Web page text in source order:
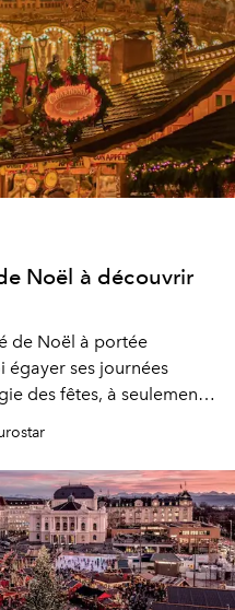
Noël à découvrir
de Noël à portée
égayer ses journées
des fêtes, à seulement